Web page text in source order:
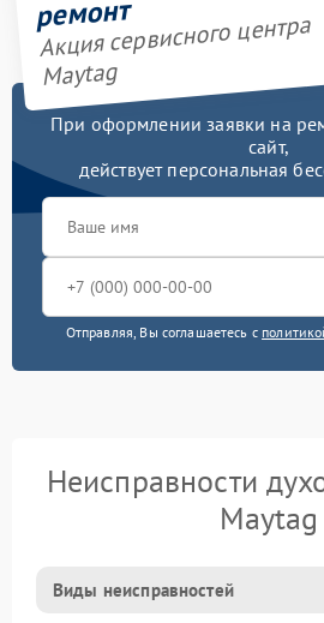
ремонт
Акция сервисного центра
Maytag
При оформлении заявки на
сайт,
действует персональная
Отправляя, Вы соглашаетесь с
Неисправности
Maytag
Виды неисправностей